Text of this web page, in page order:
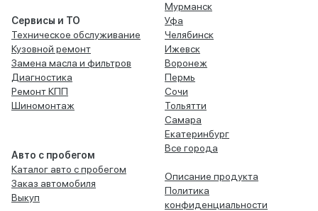
Сервисы и ТО
Техническое обслуживание
Кузовной ремонт
Замена масла и фильтров
Диагностика
Ремонт КПП
Шиномонтаж
Авто с пробегом
Каталог авто с пробегом
Заказ автомобиля
Выкуп
Мурманск
Уфа
Челябинск
Ижевск
Воронеж
Пермь
Сочи
Тольятти
Самара
Екатеринбург
Все города
Описание продукта
Политика
конфиденциальности